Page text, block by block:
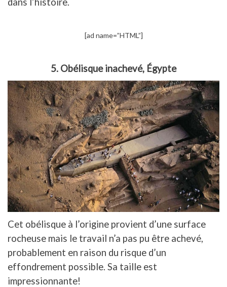
[ad name=”HTML”]
5. Obélisque inachevé, Égypte
Cet obélisque à l’origine provient d’une surface
rocheuse mais le travail n’a pas pu être achevé,
probablement en raison du risque d’un
effondrement possible. Sa taille est
impressionnante!